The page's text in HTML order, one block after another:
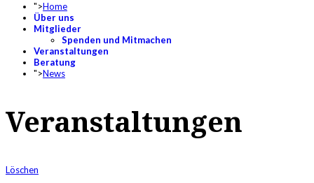
">Home
Über uns
Mitglieder
Spenden und Mitmachen
Veranstaltungen
Beratung
">News
Veranstaltungen
Löschen